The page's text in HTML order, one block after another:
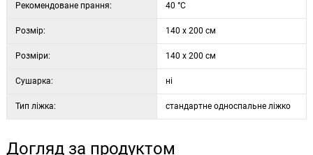
Рекомендоване прання: 40 °C
Розмір: 140 x 200 см
Розміри: 140 x 200 см
Сушарка: ні
Тип ліжка: стандартне односпальне ліжко
Догляд за продуктом